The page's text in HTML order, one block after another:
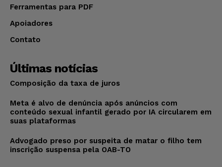
Ferramentas para PDF
Apoiadores
Contato
Últimas notícias
Composição da taxa de juros
Meta é alvo de denúncia após anúncios com
conteúdo sexual infantil gerado por IA circularem em
suas plataformas
Advogado preso por suspeita de matar o filho tem
inscrição suspensa pela OAB-TO